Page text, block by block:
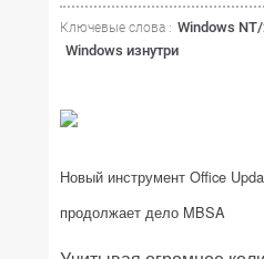
Ключевые слова : Windows
Windows изнутри
Новый инструмент Office
продолжает дело MBSA